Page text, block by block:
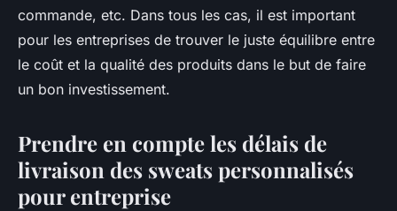
commande, etc. Dans tous les cas, il est important
pour les entreprises de trouver le juste équilibre entre
le coût et la qualité des produits dans le but de faire
un bon investissement.
Prendre en compte les délais de
livraison des sweats personnalisés
pour entreprise